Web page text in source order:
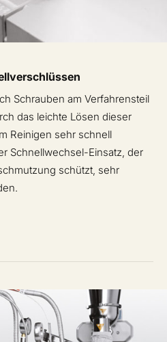
Schrauben am Verfahrensteil
das leichte Lösen dieser
Reinigen sehr schnell
Schnellwechsel-Einsatz, der
schützt, sehr